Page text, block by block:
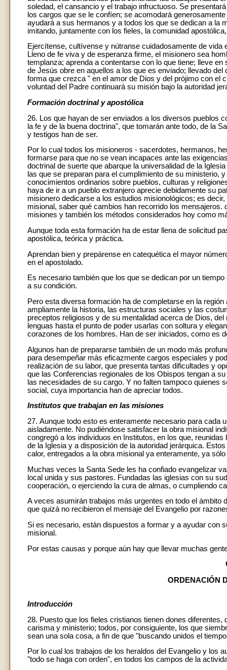
soledad, el cansancio y el trabajo infructuoso. Se
los cargos que se le confíen; se acomodará
ayudará a sus hermanos y a todos los que se dedican a la
imitando, juntamente con los fieles, la comunidad
Ejercítense, cultívense y nútranse cuidadosamente de
Lleno de fe viva y de esperanza firme, el misionero sea
templanza; aprenda a contentarse con lo que tiene; lleve
de Jesús obre en aquellos a los que es enviado; llevado
forma que crezca " en el amor de Dios y del prójimo con el
voluntad del Padre continuará su misión bajo la autoridad
Formación doctrinal y apostólica
26. Los que hayan de ser enviados a los diversos pueblos
la fe y de la buena doctrina", que tomarán ante todo, de la
y testigos han de ser.
Por lo cual todos los misioneros - sacerdotes, hermanos,
formarse para que no se vean incapaces ante las
doctrinal de suerte que abarque la universalidad de la
las que se preparan para el cumplimiento de su ministerio,
conocimientos ordinarios sobre pueblos, culturas y
haya de ir a un pueblo extranjero aprecie debidamente su
misionero dedicarse a los estudios misionológicos; es
misional, saber qué cambios han recorrido los
misiones y también los métodos considerados hoy como
Aunque toda esta formación ha de estar llena de solicitud
apostólica, teórica y práctica.
Aprendan bien y prepárense en catequética el mayor
en el apostolado.
Es necesario también que los que se dedican por un
a su condición.
Pero esta diversa formación ha de completarse en la
ampliamente la historia, las estructuras sociales y las
preceptos religiosos y de su mentalidad acerca de Dios,
lenguas hasta el punto de poder usarlas con soltura y
corazones de los hombres. Han de ser iniciados, como es
Algunos han de prepararse también de un modo más
para desempeñar más eficazmente cargos especiales y
realización de su labor, que presenta tantas dificultades y
que las Conferencias regionales de los Obispos tengan a
las necesidades de su cargo. Y no falten tampoco
social, cuya importancia han de apreciar todos.
Institutos que trabajan en las misiones
27. Aunque todo esto es enteramente necesario para cada
aisladamente. No pudiéndose satisfacer la obra misional
congregó a los individuos en Institutos, en los que,
de la Iglesia y a disposición de la autoridad jerárquica.
calor, entregados a la obra misional ya enteramente, ya
Muchas veces la Santa Sede les ha confiado evangelizar
local unida y sus pastores. Fundadas las iglesias con su
cooperación, o ejerciendo la cura de almas, o cumpliendo
A veces asumirán trabajos más urgentes en todo el ámbito
que quizá no recibieron el mensaje del Evangelio por
Si es necesario, están dispuestos a formar y a ayudar con
misional.
Por estas causas y porque aún hay que llevar muchas
ORDENACIÓN
Introducción
28. Puesto que los fieles cristianos tienen dones
carisma y ministerio; todos, por consiguiente, los que
sean una sola cosa, a fin de que "buscando unidos el
Por lo cual los trabajos de los heraldos del Evangelio y los
"todo se haga con orden", en todos los campos de la